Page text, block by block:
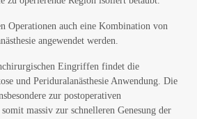
Operationen auch eine Kombination von
angewendet werden.
Eingriffen findet die
und Periduralanästhesie Anwendung. Die
zur postoperativen
massiv zur schnelleren Genesung der